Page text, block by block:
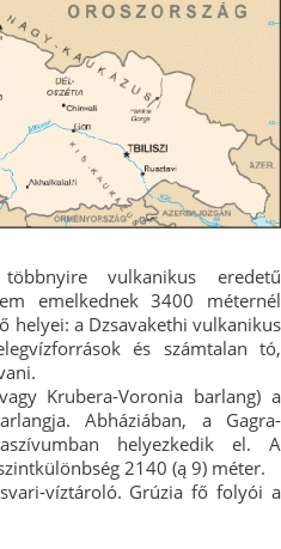
vulkanikus eredetű
emelkednek 3400 méternél
helyei: a Dzsavakethi vulkanikus
és számtalan tó,
Krubera-Voronia barlang) a
Abháziában, a Gagra-
helyezkedik el. A
2140 (ą 9) méter.
víztároló. Grúzia fő folyói a